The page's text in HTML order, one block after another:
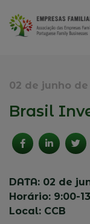
02 de junho de
Brasil
DATA: 02 de
Horário: 9:00-
Local: CCB